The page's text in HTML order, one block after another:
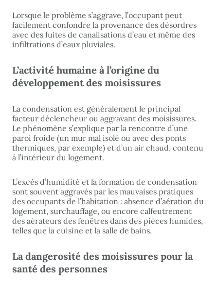
Lorsque le problème s’aggrave, l’occupant peut
facilement confondre la provenance des désordres
avec des fuites de canalisations d’eau et même des
infiltrations d’eaux pluviales.
L’activité humaine à l’origine du
développement des moisissures
La condensation est généralement le principal
facteur déclencheur ou aggravant des moisissures.
Le phénomène s’explique par la rencontre d’une
paroi froide (un mur mal isolé ou avec des ponts
thermiques, par exemple) et d’un air chaud, contenu
à l’intérieur du logement.
L’excès d’humidité et la formation de condensation
sont souvent aggravés par les mauvaises pratiques
des occupants de l’habitation : absence d’aération du
logement, surchauffage, ou encore calfeutrement
des aérateurs des fenêtres dans des pièces humides,
telles que la cuisine et la salle de bains.
La dangerosité des moisissures pour la
santé des personnes